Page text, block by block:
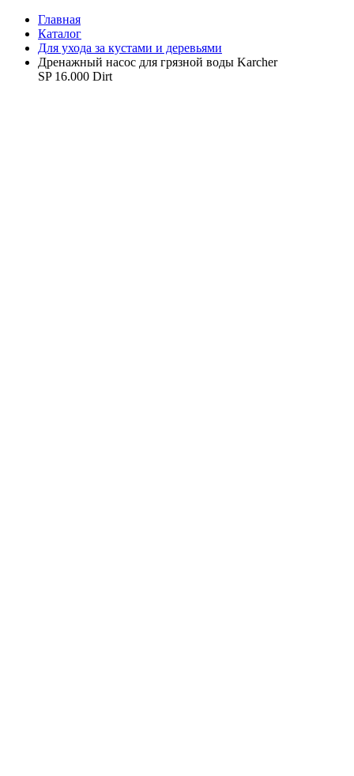
Главная
Каталог
Для ухода за кустами и деревьями
Дренажный насос для грязной воды Karcher
SP 16.000 Dirt